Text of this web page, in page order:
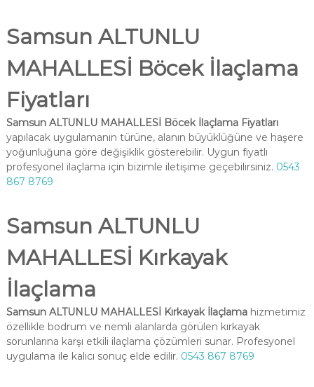
Samsun ALTUNLU
MAHALLESİ Böcek İlaçlama
Fiyatları
Samsun ALTUNLU MAHALLESİ Böcek İlaçlama Fiyatları
yapılacak uygulamanın türüne, alanın büyüklüğüne ve haşere
yoğunluğuna göre değişiklik gösterebilir. Uygun fiyatlı
profesyonel ilaçlama için bizimle iletişime geçebilirsiniz. 0543
867 8769
Samsun ALTUNLU
MAHALLESİ Kırkayak
İlaçlama
Samsun ALTUNLU MAHALLESİ Kırkayak İlaçlamahizmetimiz
özellikle bodrum ve nemli alanlarda görülen kırkayak
sorunlarına karşı etkili ilaçlama çözümleri sunar. Profesyonel
uygulama ile kalıcı sonuç elde edilir. 0543 867 8769